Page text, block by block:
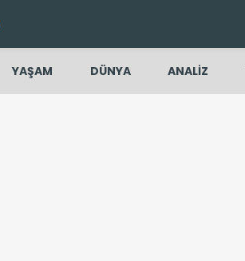
YAŞAM DÜNYA ANALİZ